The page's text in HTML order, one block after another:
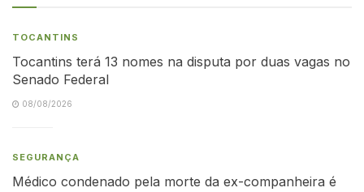
TOCANTINS
Tocantins terá 13 nomes na disputa por duas vagas no
Senado Federal
08/08/2026
SEGURANÇA
Médico condenado pela morte da ex-companheira é